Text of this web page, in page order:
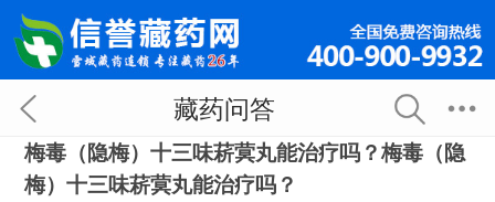
藏药问答
梅毒（隐梅）十三味菥蓂丸能治疗吗？梅毒（隐
梅）十三味菥蓂丸能治疗吗？